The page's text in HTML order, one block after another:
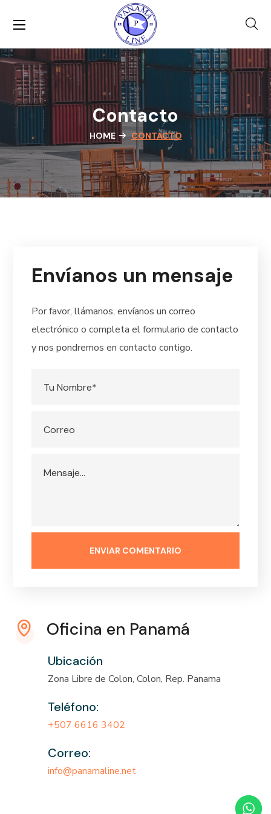
Contacto
HOME CONTACTO
Oficina en Panamá
Ubicación
Zona Libre de Colon, Colon, Rep. Panama
Teléfono:
+507 6616 3402
Correo:
info@panamaline.net
Envíanos un mensaje
Por favor, llámanos, envíanos un correo
electrónico o completa el formulario de contacto
y nos pondremos en contacto contigo.